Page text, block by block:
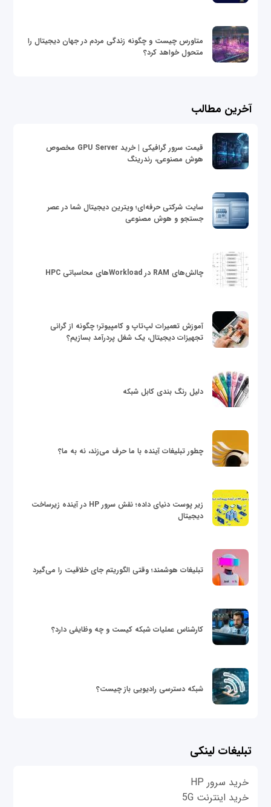
متاورس چیست و چگونه زندگی مردم در جهان دیجیتال را
متحول خواهد کرد؟
آخرین مطالب
قیمت سرور گرافیکی | خرید GPU Server مخصوص
هوش مصنوعی، رندرینگ
سایت شرکتی حرفه‌ای؛ ویترین دیجیتال شما در عصر
جستجو و هوش مصنوعی
چالش‌های RAM در Workloadهای محاسباتی HPC
آموزش تعمیرات لپ‌تاپ و کامپیوتر؛ چگونه از گرانی
تجهیزات دیجیتال، یک شغل پردرآمد بسازیم؟
دلیل رنگ بندی کابل شبکه
چطور تبلیغات آینده با ما حرف می‌زند، نه به ما؟
زیر پوست دنیای داده؛ نقش سرور HP در آینده زیرساخت
دیجیتال
تبلیغات هوشمند؛ وقتی الگوریتم جای خلاقیت را می‌گیرد
کارشناس عملیات شبکه کیست و چه وظایفی دارد؟
شبکه دسترسی رادیویی باز چیست؟
تبلیغات لینکی
خرید سرور HP
خرید اینترنت 5G